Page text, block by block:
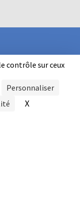
contrôle sur ceux
Personnaliser
XUNE VIOLENCE